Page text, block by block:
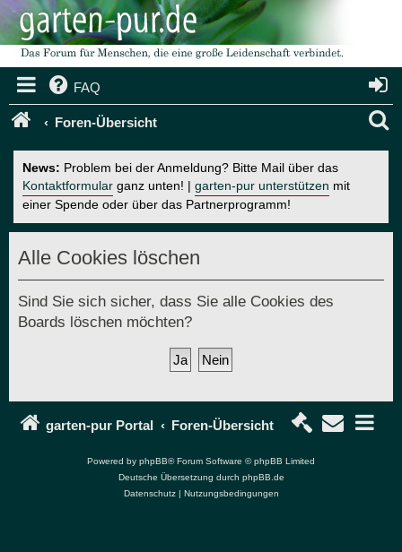
FAQ
Foren-Übersicht
News: Problem bei der Anmeldung? Bitte Mail über das
Kontaktformular ganz unten! | garten-pur unterstützen mit
einer Spende oder über das Partnerprogramm!
Alle Cookies löschen
Sind Sie sich sicher, dass Sie alle Cookies des
Boards löschen möchten?
garten-pur Portal Foren-Übersicht
Powered by phpBB® Forum Software © phpBB Limited
Deutsche Übersetzung durch phpBB.de
Datenschutz| Nutzungsbedingungen